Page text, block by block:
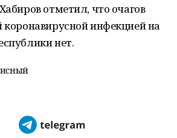
отметил, что очагов
коронавирусной инфекцией на
нет.